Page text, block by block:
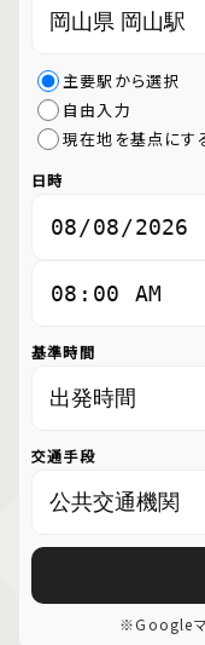
主要駅から選択
自由入力
現在地を基点にす
日時
基準時間
交通手段
※Googleマ